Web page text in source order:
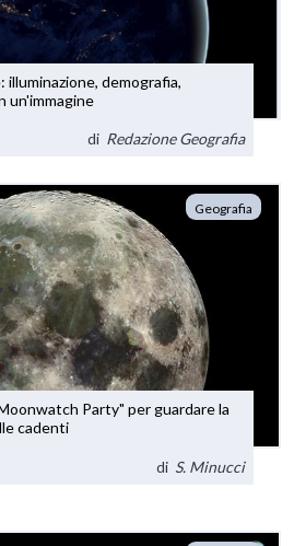
illuminazione, demografia,
un'immagine
di Redazione Geografia
Geografia
Party" per guardare la
cadenti
di S. Minucci